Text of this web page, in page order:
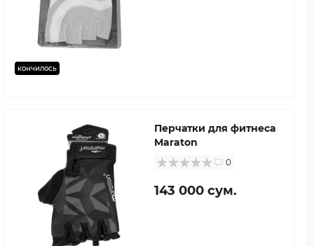
кончилось
Перчатки для фитнеса
Maraton
0
143 000 сум.